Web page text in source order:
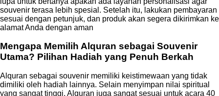
souvenir terasa lebih spesial. Setelah itu, lakukan pembayaran
sesuai dengan petunjuk, dan produk akan segera dikirimkan ke
alamat Anda dengan aman
Mengapa Memilih Alquran sebagai Souvenir
Utama? Pilihan Hadiah yang Penuh Berkah
Alquran sebagai souvenir memiliki keistimewaan yang tidak
dimiliki oleh hadiah lainnya. Selain menyimpan nilai spiritual
yang sangat tinggi, Alquran juga sangat sesuai untuk acara 40